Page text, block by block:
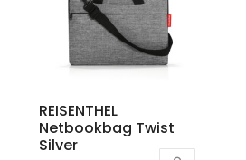
REISENTHEL
Netbookbag Twist
Silver